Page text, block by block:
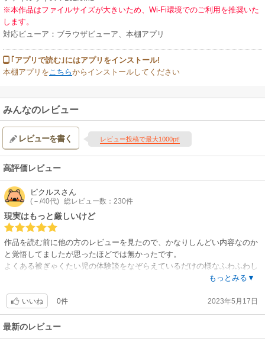
※本作品はファイルサイズが大きいため、Wi-Fi環境でのご利用を推奨いた
します。
対応ビューア：ブラウザビューア、本棚アプリ
｢アプリで読む｣にはアプリをインストール!
本棚アプリをこちらからインストールしてください
みんなのレビュー
レビューを書く レビュー投稿で最大1000pt!
高評価レビュー
ピクルスさん
(－/40代) 総レビュー数：230件
現実はもっと厳しいけど
作品を読む前に他の方のレビューを見たので、かなりしんどい内容なのか
と覚悟してましたが思ったほどでは無かったです。
よくある被ぎゃくたい児の体験談をなぞらえているだけの様なふわふわし
った気がします。
ただ、こういうことがあるという現実を啓発する為にはいい漫画だと思い
ますので星5つにしました。
もっとみる▼
いいね 0件 2023年5月17日
最新のレビュー